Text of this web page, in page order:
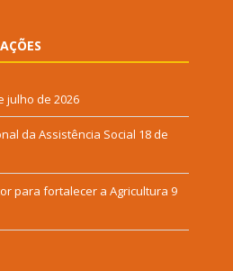
julho de 2026
da Assistência Social 18 de
para fortalecer a Agricultura 9